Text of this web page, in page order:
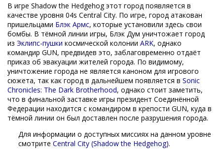
В игре Shadow the Hedgehog этот город появляется в
качестве уровня 04s Central City. По игре, город атакован
пришельцами Блэк Армс, которые установили здесь свои
бомбы. В тёмной линии игры, Блэк Дум уничтожает город
из Эклипс-пушки космической колонии ARK, однако
командир GUN, предвидев это, заблаговременно отдаёт
приказ об эвакуации жителей города. По видимому,
уничтожение города не является каноном для игрового
сюжета, так как город в дальнейшем появляется в Sonic
Chronicles: The Dark Brotherhood, однако стоит заметить,
что в финальной заставке игры президент Соединённой
Федерации находится с командиром в крепости GUN, куда в
тёмной линии он был доставлен после разрушения города.
Для информации о доступных миссиях на данном уровне
смотритеCentral City (Shadow the Hedgehog).